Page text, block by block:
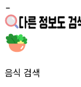
-
음식 검색